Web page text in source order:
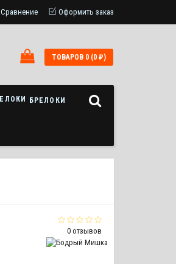
Сравнение Оформить заказ
ТОВАРОВ 0 (0 ₽)
БРЕЛОКИ
0 отзывов